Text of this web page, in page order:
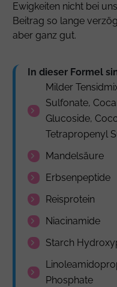
Ewigkeiten nicht bei
Beitrag so lange
aber ganz gut.
In dieser Formel
Milder
Sulfonate,
Glucoside,
Tetrapropenyl
Mandelsäure
Erbsenpeptide
Reisprotein
Niacinamide
Starch
Phosphate